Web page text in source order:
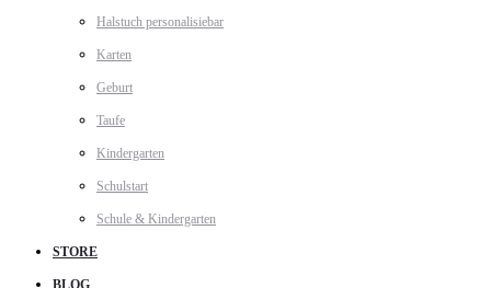
Halstuch personalisiebar
Karten
Geburt
Taufe
Kindergarten
Schulstart
Schule & Kindergarten
STORE
BLOG